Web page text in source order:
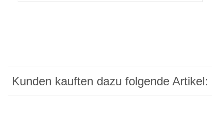
Kunden kauften dazu folgende Artikel: